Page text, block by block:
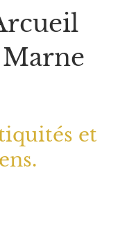
Marne
et